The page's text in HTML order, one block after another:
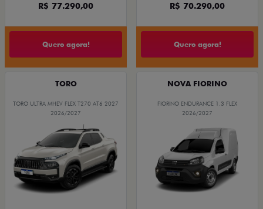
R$ 77.290,00
Quero agora!
R$ 70.290,00
Quero agora!
TORO
TORO ULTRA MHEV FLEX T270 AT6 2027
2026/2027
NOVA FIORINO
FIORINO ENDURANCE 1.3 FLEX
2026/2027